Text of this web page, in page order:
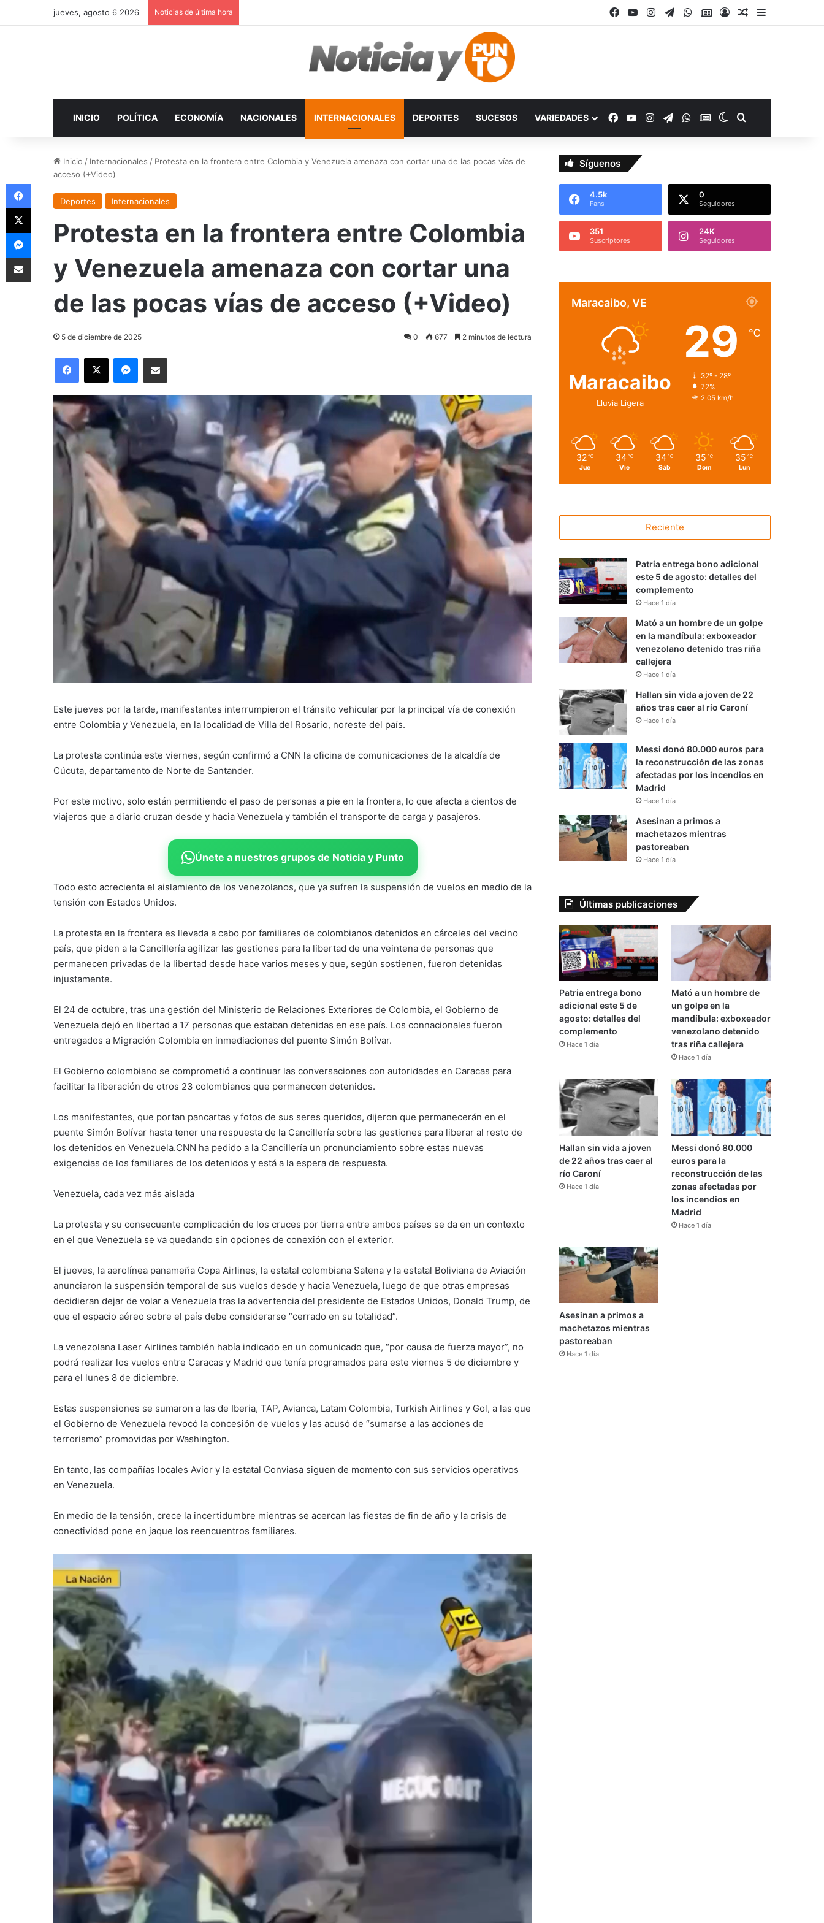
jueves, agosto 6 2026 Noticias de última hora Facebook
YouTubeInstagram
TelegramWhatsApp
Google Noticias
AccesoPublicación al
Barra lateral
INICIO POLÍTICA ECONOMÍA NACIONALES INTERNACIONALES DEPORTES SUCESOS VARIEDADES Facebook
YouTubeInstagram
Telegram
WhatsApp
Google Noticias
Switch skin
Inicio / Internacionales / Protesta en la frontera entre Colombia y Venezuela amenaza con cortar una de las pocas vías de
acceso (+Video)
Deportes Internacionales
Protesta en la frontera entre Colombia
y Venezuela amenaza con cortar una
de las pocas vías de acceso (+Video)
5 de diciembre de 2025 0 677 2 minutos de lectura
Facebook
X MessengerCompartir por correo electrónico
Este jueves por la tarde, manifestantes interrumpieron el tránsito vehicular por la principal vía de conexión
entre Colombia y Venezuela, en la localidad de Villa del Rosario, noreste del país.
La protesta continúa este viernes, según confirmó a CNN la oficina de comunicaciones de la alcaldía de
Cúcuta, departamento de Norte de Santander.
Por este motivo, solo están permitiendo el paso de personas a pie en la frontera, lo que afecta a cientos de
viajeros que a diario cruzan desde y hacia Venezuela y también el transporte de carga y pasajeros.
Únete a nuestros grupos de Noticia y Punto
Todo esto acrecienta el aislamiento de los venezolanos, que ya sufren la suspensión de vuelos en medio de la
tensión con Estados Unidos.
La protesta en la frontera es llevada a cabo por familiares de colombianos detenidos en cárceles del vecino
país, que piden a la Cancillería agilizar las gestiones para la libertad de una veintena de personas que
permanecen privadas de la libertad desde hace varios meses y que, según sostienen, fueron detenidas
injustamente.
El 24 de octubre, tras una gestión del Ministerio de Relaciones Exteriores de Colombia, el Gobierno de
Venezuela dejó en libertad a 17 personas que estaban detenidas en ese país. Los connacionales fueron
entregados a Migración Colombia en inmediaciones del puente Simón Bolívar.
El Gobierno colombiano se comprometió a continuar las conversaciones con autoridades en Caracas para
facilitar la liberación de otros 23 colombianos que permanecen detenidos.
Los manifestantes, que portan pancartas y fotos de sus seres queridos, dijeron que permanecerán en el
puente Simón Bolívar hasta tener una respuesta de la Cancillería sobre las gestiones para liberar al resto de
los detenidos en Venezuela.CNN ha pedido a la Cancillería un pronunciamiento sobre estas nuevas
exigencias de los familiares de los detenidos y está a la espera de respuesta.
Venezuela, cada vez más aislada
La protesta y su consecuente complicación de los cruces por tierra entre ambos países se da en un contexto
en el que Venezuela se va quedando sin opciones de conexión con el exterior.
El jueves, la aerolínea panameña Copa Airlines, la estatal colombiana Satena y la estatal Boliviana de Aviación
anunciaron la suspensión temporal de sus vuelos desde y hacia Venezuela, luego de que otras empresas
decidieran dejar de volar a Venezuela tras la advertencia del presidente de Estados Unidos, Donald Trump, de
que el espacio aéreo sobre el país debe considerarse “cerrado en su totalidad”.
La venezolana Laser Airlines también había indicado en un comunicado que, “por causa de fuerza mayor”, no
podrá realizar los vuelos entre Caracas y Madrid que tenía programados para este viernes 5 de diciembre y
para el lunes 8 de diciembre.
Estas suspensiones se sumaron a las de Iberia, TAP, Avianca, Latam Colombia, Turkish Airlines y Gol, a las que
el Gobierno de Venezuela revocó la concesión de vuelos y las acusó de “sumarse a las acciones de
terrorismo” promovidas por Washington.
En tanto, las compañías locales Avior y la estatal Conviasa siguen de momento con sus servicios operativos
en Venezuela.
En medio de la tensión, crece la incertidumbre mientras se acercan las fiestas de fin de año y la crisis de
conectividad pone en jaque los reencuentros familiares.
Síguenos
4.5k
Fans
0
Seguidores
351
Suscriptores
24K
Seguidores
Maracaibo, VE
Maracaibo
Lluvia Ligera
29 ℃
32º - 28º
72%
2.05 km/h
32 ℃
Jue
34 ℃
Vie
34 ℃
Sáb
35 ℃
Dom
35 ℃
Lun
Reciente
Patria entrega bono adicional
este 5 de agosto: detalles del
complemento
Hace 1 día
Mató a un hombre de un golpe
en la mandíbula: exboxeador
venezolano detenido tras riña
callejera
Hace 1 día
Hallan sin vida a joven de 22
años tras caer al río Caroní
Hace 1 día
Messi donó 80.000 euros para
la reconstrucción de las zonas
afectadas por los incendios en
Madrid
Hace 1 día
Asesinan a primos a
machetazos mientras
pastoreaban
Hace 1 día
Últimas publicaciones
Patria entrega bono
adicional este 5 de
agosto: detalles del
complemento
Hace 1 día
Mató a un hombre de
un golpe en la
mandíbula: exboxeador
venezolano detenido
tras riña callejera
Hace 1 día
Hallan sin vida a joven
de 22 años tras caer al
río Caroní
Hace 1 día
Messi donó 80.000
euros para la
reconstrucción de las
zonas afectadas por
los incendios en
Madrid
Hace 1 día
Asesinan a primos a
machetazos mientras
pastoreaban
Hace 1 día
Facebook
X
Messenger
Compartir por correo electrónico